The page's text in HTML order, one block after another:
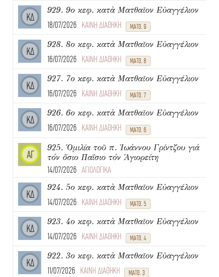
ΚΔ
929. 9ο κεφ. κατὰ Ματθαῖον Εὐαγγέλιον
18/07/2026 ΚΑΙΝΗ ΔΙΑΘΗΚΗ ΜΑΤΘ. 9
ΚΔ
928. 8ο κεφ. κατὰ Ματθαῖον Εὐαγγέλιον
16/07/2026 ΚΑΙΝΗ ΔΙΑΘΗΚΗ ΜΑΤΘ. 8
ΚΔ
927. 7ο κεφ. κατὰ Ματθαῖον Εὐαγγέλιον
16/07/2026 ΚΑΙΝΗ ΔΙΑΘΗΚΗ ΜΑΤΘ. 7
ΚΔ
926. 6ο κεφ. κατὰ Ματθαῖον Εὐαγγέλιον
16/07/2026 ΚΑΙΝΗ ΔΙΑΘΗΚΗ ΜΑΤΘ. 6
ΑΓ
925. Ὁμιλία τοῦ π. Ἰωάννου Γρίντζου γιά
τόν ὅσιο Παΐσιο τόν Ἁγιορείτη
14/07/2026 ΑΓΙΟΛΟΓΙΚΑ
ΚΔ
924. 5ο κεφ. κατὰ Ματθαῖον Εὐαγγέλιον
14/07/2026 ΚΑΙΝΗ ΔΙΑΘΗΚΗ ΜΑΤΘ. 5
ΚΔ
923. 4ο κεφ. κατὰ Ματθαῖον Εὐαγγέλιον
14/07/2026 ΚΑΙΝΗ ΔΙΑΘΗΚΗ ΜΑΤΘ. 4
ΚΔ
922. 3ο κεφ. κατὰ Ματθαῖον Εὐαγγέλιον
11/07/2026 ΚΑΙΝΗ ΔΙΑΘΗΚΗ ΜΑΤΘ. 3